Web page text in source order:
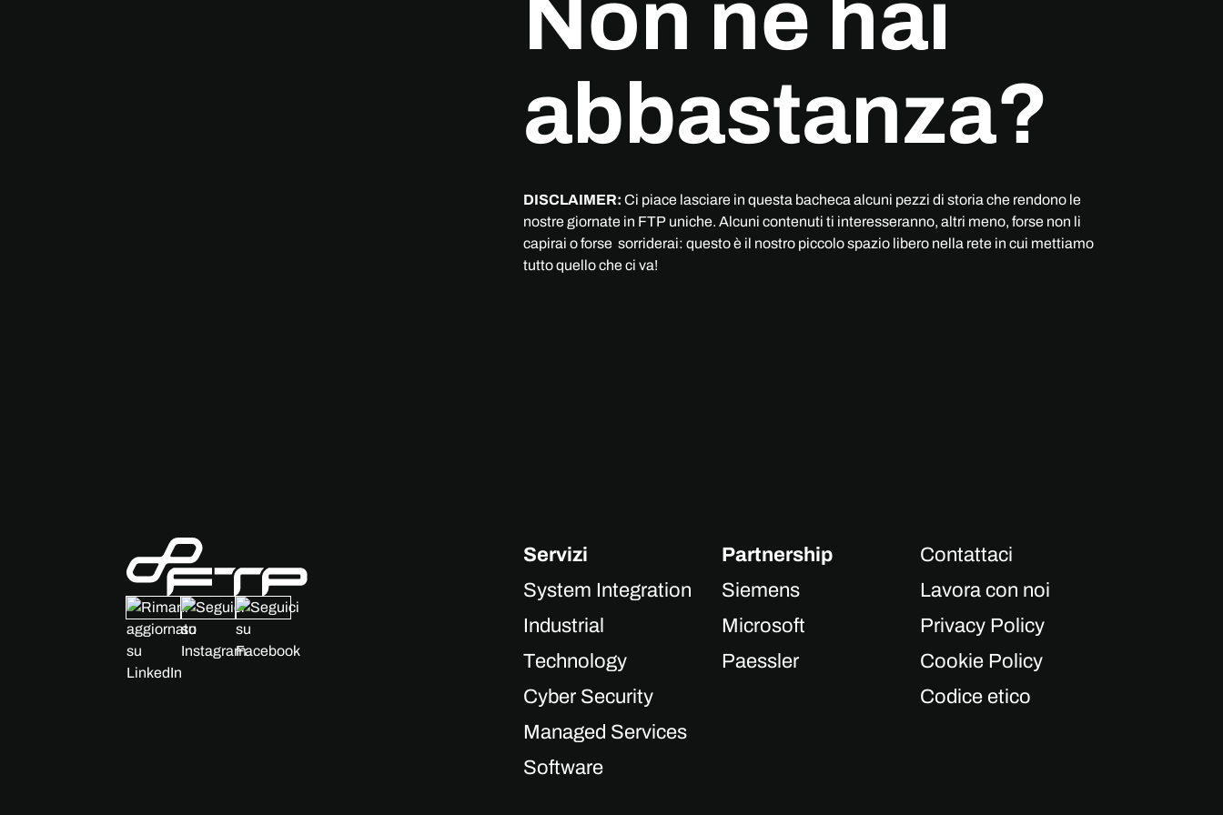
Non ne hai
abbastanza?
DISCLAIMER: Ci piace lasciare in questa bacheca alcuni pezzi di storia che rendono le
nostre giornate in FTP uniche. Alcuni contenuti ti interesseranno, altri meno, forse non li
capirai o forse sorriderai: questo è il nostro piccolo spazio libero nella rete in cui mettiamo
tutto quello che ci va!
Servizi
System Integration
Industrial
Technology
Cyber Security
Managed Services
Software
Partnership
Siemens
Microsoft
Paessler
Contattaci
Lavora con noi
Privacy Policy
Cookie Policy
Codice etico